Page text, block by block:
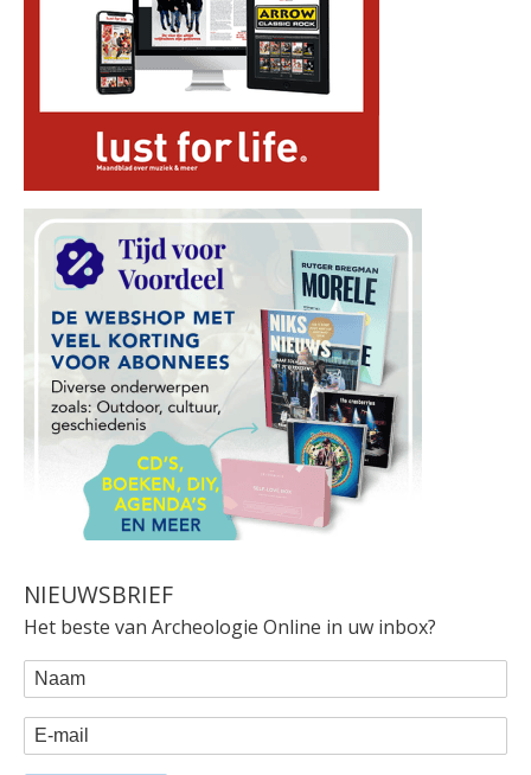
NIEUWSBRIEF
Het beste van Archeologie Online in uw inbox?
WEBFORM
Naam
E-mail